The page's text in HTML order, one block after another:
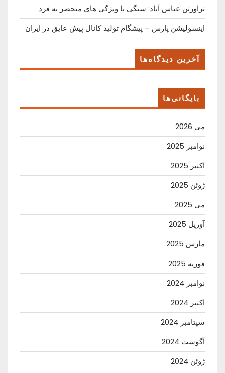
تراورتن عباس آباد: سنگی با ویژگی های منحصر به فرد
اینسولیشن پارس – پیشگام تولید کانال پیش عایق در ایران
آخرین دیدگاه‌ها
بایگانی‌ها
می 2026
نوامبر 2025
اکتبر 2025
ژوئن 2025
می 2025
آوریل 2025
مارس 2025
فوریه 2025
نوامبر 2024
اکتبر 2024
سپتامبر 2024
آگوست 2024
ژوئن 2024